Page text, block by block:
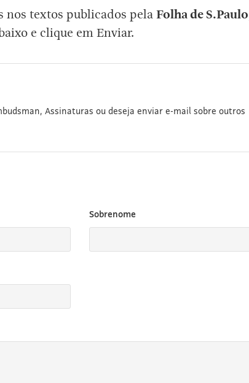
nos textos publicados pelaFolha de S.Paulo
e clique em Enviar.
Assinaturas ou deseja enviar e-mail sobre outros
Sobrenome